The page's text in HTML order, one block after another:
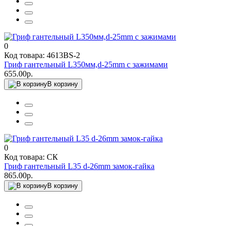
0
Код товара: 4613BS-2
Гриф гантельный L350мм,d-25mm с зажимами
655.00р.
В корзину
0
Код товара: СК
Гриф гантельный L35 d-26mm замок-гайка
865.00р.
В корзину